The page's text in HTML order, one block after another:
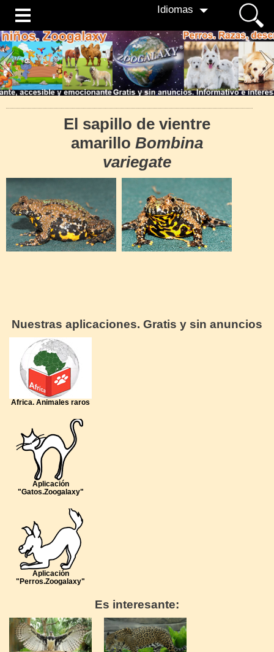
Idiomas
El sapillo de vientre
amarillo Bombina
variegate
Nuestras aplicaciones. Gratis y sin anuncios
Africa. Animales raros
Aplicación
"Gatos.Zoogalaxy"
Aplicación
"Perros.Zoogalaxy"
Es interesante: